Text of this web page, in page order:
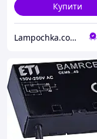
Купити
Lampochka.com.ua